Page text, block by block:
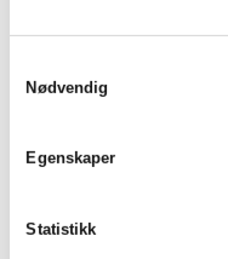
Nødvendig
Egenskaper
Statistikk
Hele 392 norske
oversettelse i 2015